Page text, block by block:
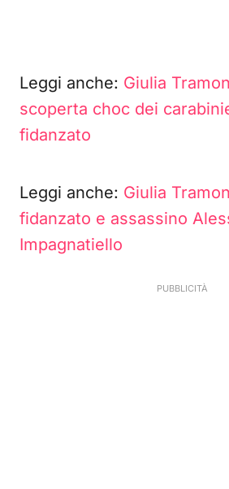
Leggi anche: Giulia
scoperta choc dei
fidanzato
Leggi anche: Giulia
fidanzato e assassino
Impagnatiello